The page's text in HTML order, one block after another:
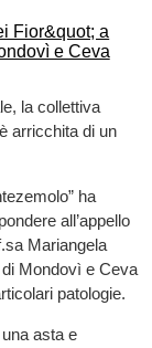
la collettiva
arricchita di un
ha
all’appello
Mariangela
Mondovì e Ceva
patologie.
asta e